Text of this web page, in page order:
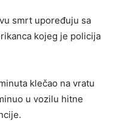
smrt upoređuju sa
kojeg je policija
klečao na vratu
u vozilu hitne